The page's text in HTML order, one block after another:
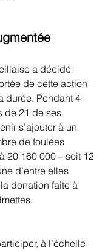
a décidé
de cette action
durée. Pendant 4
de 21 de ses
s’ajouter à un
de foulées
20 160 000 – soit 12
d’entre elles
donation faite à
à l’échelle